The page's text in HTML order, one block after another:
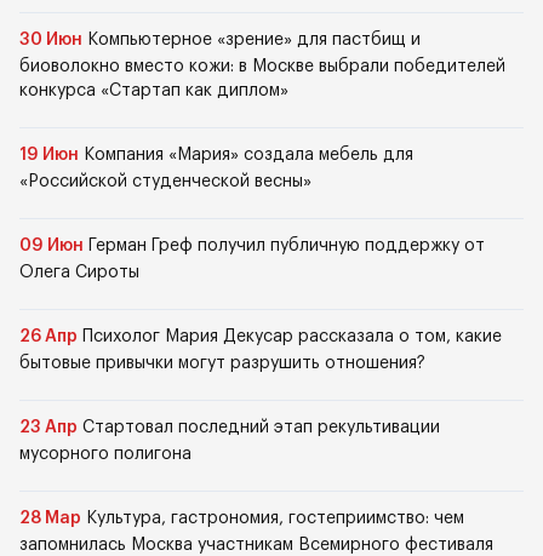
30 Июн Компьютерное «зрение» для пастбищ и
биоволокно вместо кожи: в Москве выбрали победителей
конкурса «Стартап как диплом»
19 Июн Компания «Мария» создала мебель для
«Российской студенческой весны»
09 Июн
Герман Греф получил публичную поддержку от
Олега Сироты
26 Апр
Психолог Мария Декусар рассказала о том, какие
бытовые привычки могут разрушить отношения?
23 Апр Стартовал последний этап рекультивации
мусорного полигона
28 Мар Культура, гастрономия, гостеприимство: чем
запомнилась Москва участникам Всемирного фестиваля